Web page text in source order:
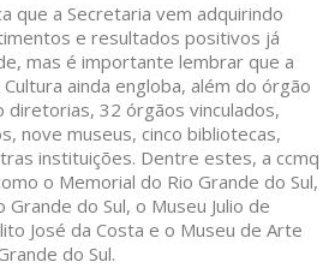
que a Secretaria vem adquirindo
e resultados positivos já
mas é importante lembrar que a
ainda engloba, além do órgão
diretorias, 32 órgãos vinculados,
nove museus, cinco bibliotecas,
instituições. Dentre estes, a ccmq
o Memorial do Rio Grande do Sul,
do Sul, o Museu Julio de
José da Costa e o Museu de Arte
do Sul.